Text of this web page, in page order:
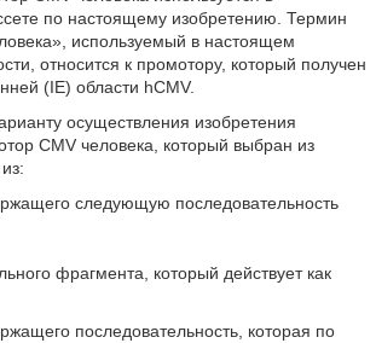
по настоящему изобретению. Термин
используемый в настоящем
относится к промотору, который получен
(IE) области hCMV.
осуществления изобретения
CMV человека, который выбран из
следующую последовательность
фрагмента, который действует как
последовательность, которая по